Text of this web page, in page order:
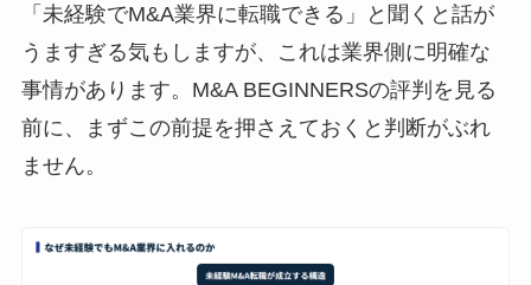
「未経験でM&A業界に転職できる」と聞くと話が
うますぎる気もしますが、これは業界側に明確な
事情があります。M&A BEGINNERSの評判を見る
前に、まずこの前提を押さえておくと判断がぶれ
ません。